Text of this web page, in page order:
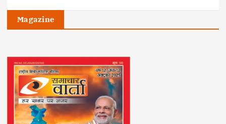
Magazine